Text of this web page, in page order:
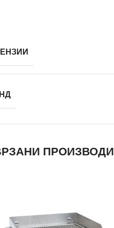
ПРОИЗВОДИ